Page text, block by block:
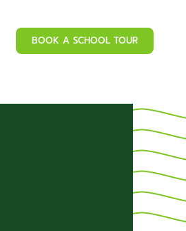
BOOK A SCHOOL TOUR